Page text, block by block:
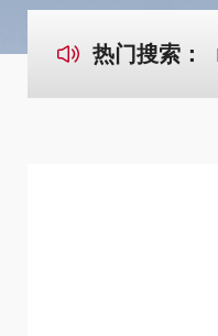
热门搜索：